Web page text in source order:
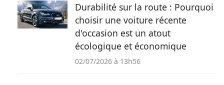
Durabilité sur la route : Pourquoi
choisir une voiture récente
d'occasion est un atout
écologique et économique
02/07/2026 à 13h56